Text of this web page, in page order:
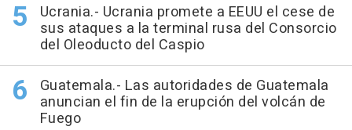
Ucrania.- Ucrania promete a EEUU el cese de
sus ataques a la terminal rusa del Consorcio
del Oleoducto del Caspio
Guatemala.- Las autoridades de Guatemala
anuncian el fin de la erupción del volcán de
Fuego